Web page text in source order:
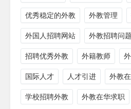
优秀稳定的外教 外教管理
外国人招聘网站 外教招聘问题
招聘优秀外教 外籍教师
国际人才 人才引进 外教
学校招聘外教 外教在华求职